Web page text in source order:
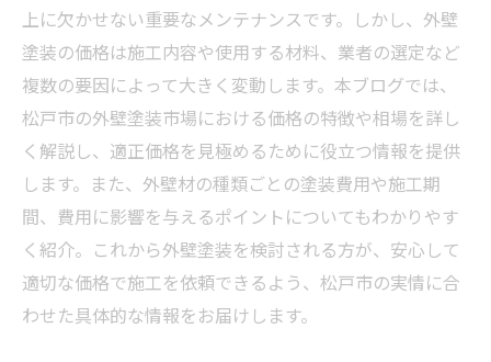
上に欠かせない重要なメンテナンスです。しかし、外壁
塗装の価格は施工内容や使用する材料、業者の選定など
複数の要因によって大きく変動します。本ブログでは、
松戸市の外壁塗装市場における価格の特徴や相場を詳し
く解説し、適正価格を見極めるために役立つ情報を提供
します。また、外壁材の種類ごとの塗装費用や施工期
間、費用に影響を与えるポイントについてもわかりやす
く紹介。これから外壁塗装を検討される方が、安心して
適切な価格で施工を依頼できるよう、松戸市の実情に合
わせた具体的な情報をお届けします。